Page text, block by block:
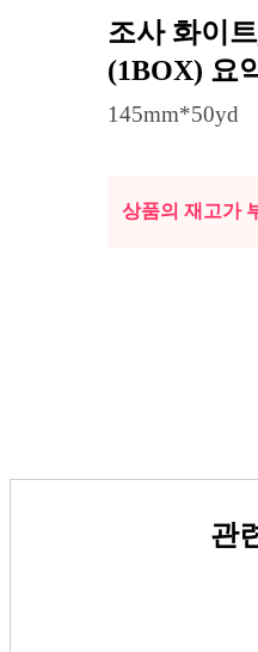
조사 화이
(1BOX) 요
145mm*50yd
상품의 재고가
관